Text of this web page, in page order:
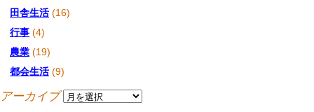
田舎生活 (16)
行事 (4)
農業 (19)
都会生活 (9)
アーカイブ